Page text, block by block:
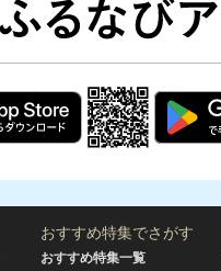
おすすめ特集でさがす
おすすめ特集一覧